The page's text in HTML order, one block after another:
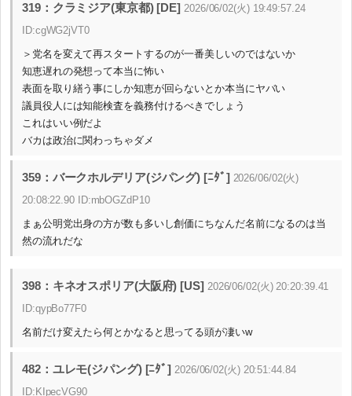
319：クラミジア(東京都) [DE] 2026/06/02(火) 19:49:57.24
ID:cgWG2jVT0
＞党名を変えて再スタートするのが一番美しいのではないか
知恵遅れの発想って本当に怖い
表面を取り繕う事にしか知恵が回らないとか本当にヤバい
議員役人には知能検査を義務付けるべきでしょう
これはいい例だよ
バカは政治に関わっちゃダメ
359：バークホルデリア(ジパング) [ﾆﾀﾞ] 2026/06/02(火)
20:08:22.90 ID:mbOGZdP10
まぁ公明党出身の方が数も多いし創価にちなんだ名前になるのは当
然の流れだな
398：キネオスポリア(大阪府) [US] 2026/06/02(火) 20:20:39.41
ID:qypBo77F0
名前だけ変えたら何とかなると思ってる頭が凄いw
482：ユレモ(ジパング) [ﾆﾀﾞ] 2026/06/02(火) 20:51:44.84
ID:KIpecVG90